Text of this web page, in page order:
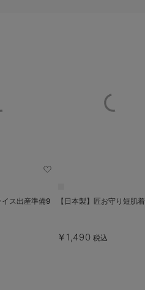
イス出産準備9
【日本製】匠お守り短肌着
￥1,490 税込